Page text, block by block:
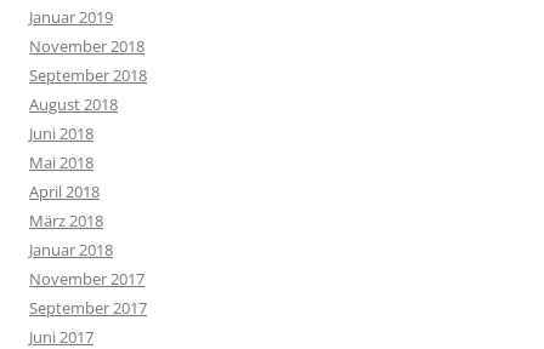
Januar 2019
November 2018
September 2018
August 2018
Juni 2018
Mai 2018
April 2018
März 2018
Januar 2018
November 2017
September 2017
Juni 2017